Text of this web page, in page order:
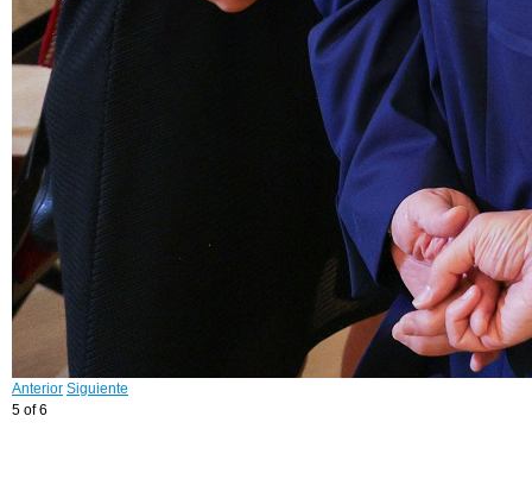
Anterior Siguiente
5 of 6